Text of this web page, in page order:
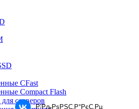
CFast
Compact Flash
серверов
Р’РљРѕРЅС‚Р°РєС‚Рµ